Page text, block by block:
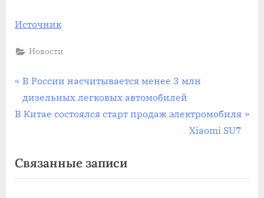
Источник
Новости
Навигация
по
П
р
е
д
у
В России насчитывается менее 3 млн
дизельных легковых автомобилей
С
д
у
В Китае состоялся старт продаж электромобиля
Xiaomi SU7
Связанные записи